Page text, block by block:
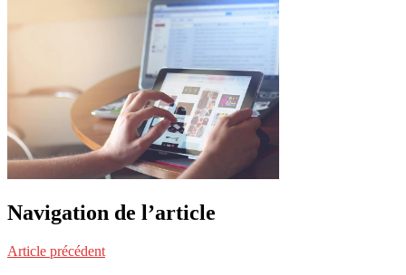
Navigation de l’article
Article précédent